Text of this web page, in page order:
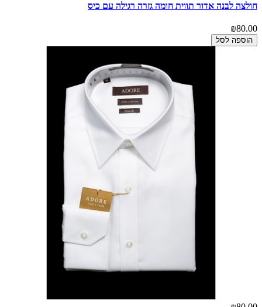
חולצה לבנה אדור תווית חומה גזרה רגילה עם כיס
₪80.00
הוספה לסל